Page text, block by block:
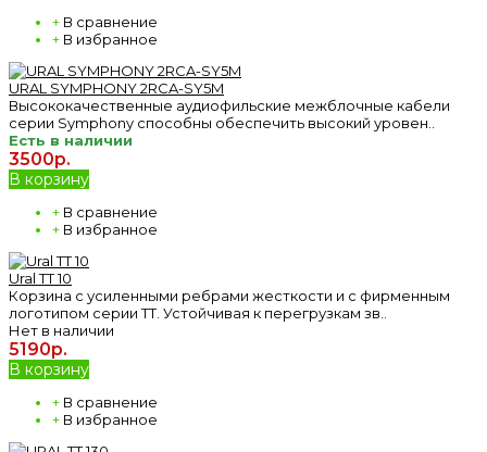
+ В сравнение
+ В избранное
URAL SYMPHONY 2RCA-SY5M
Высококачественные аудиофильские межблочные кабели
серии Symphony способны обеспечить высокий уровен..
Есть в наличии
3500р.
В корзину
+ В сравнение
+ В избранное
Ural TT 10
Корзина с усиленными ребрами жесткости и с фирменным
логотипом серии ТТ. Устойчивая к перегрузкам зв..
Нет в наличии
5190р.
В корзину
+ В сравнение
+ В избранное